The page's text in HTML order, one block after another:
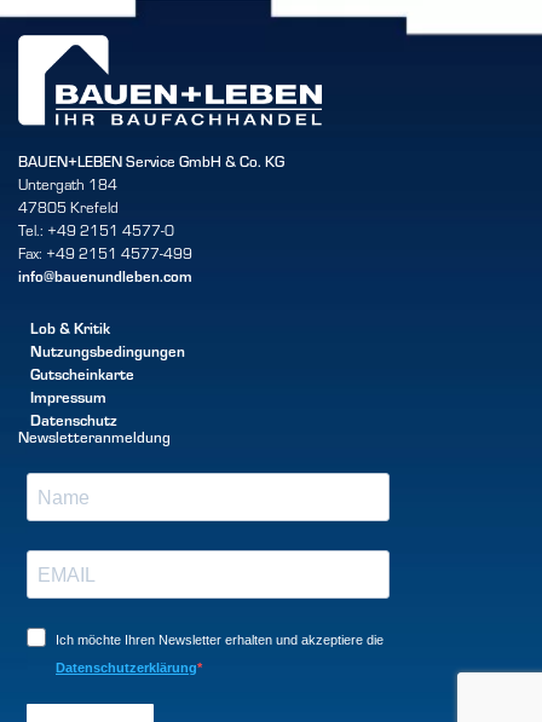
BAUEN+LEBEN Service GmbH & Co. KG
Untergath 184
47805 Krefeld
Tel.: +49 2151 4577-0
Fax: +49 2151 4577-499
info@bauenundleben.com
Lob & Kritik
Nutzungsbedingungen
Gutscheinkarte
Impressum
Datenschutz
Newsletteranmeldung
Ich möchte Ihren Newsletter erhalten und akzeptiere die
Datenschutzerklärung